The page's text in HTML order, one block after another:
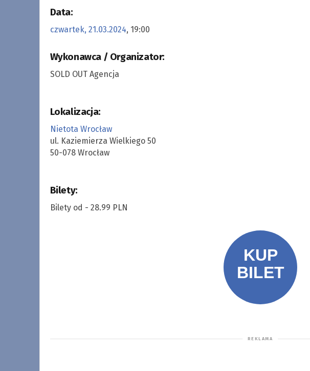
Data:
czwartek, 21.03.2024, 19:00
Wykonawca / Organizator:
SOLD OUT Agencja
Lokalizacja:
Nietota Wrocław
ul. Kaziemierza Wielkiego 50
50-078 Wrocław
Bilety:
Bilety od - 28.99 PLN